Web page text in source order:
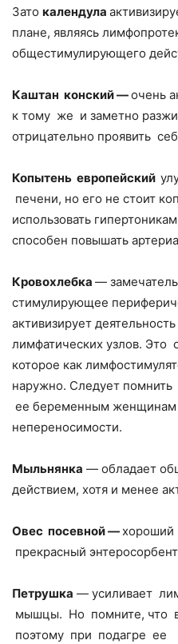
Зато календула
плане, являясь
общестимулирующего
Каштан конский —очень
к тому же и заметно
отрицательно проявить
Копытень европейский
печени, но его не стоит
использовать
способен повышать
Кровохлебка —
стимулирующее
активизирует
лимфатических узлов. Это
которое как
наружно. Следует помнить
ее беременным женщинам
непереносимости.
Мыльнянка — обладает
действием, хотя и менее
Овес посевной —хороший
прекрасный
Петрушка — усиливает
мышцы. Но помните, что в
поэтому при подагре ее